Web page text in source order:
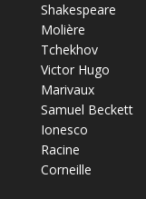
Shakespeare
Molière
Tchekhov
Victor Hugo
Marivaux
Samuel Beckett
Ionesco
Racine
Corneille